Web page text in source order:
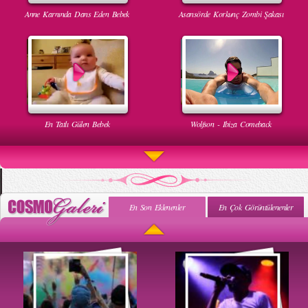
Anne Karnında Dans Eden Bebek Asansörde Korkunç Zombi Şakası
En Tatlı Gülen Bebek Wolfson - Ibiza Comeback
Uyuyan Bebeğe Gangnam Dinletilirse Ne Olur
En Son Eklenenler En Çok Görüntülenenler